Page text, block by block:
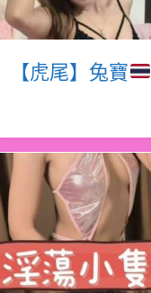
【虎尾】兔寶